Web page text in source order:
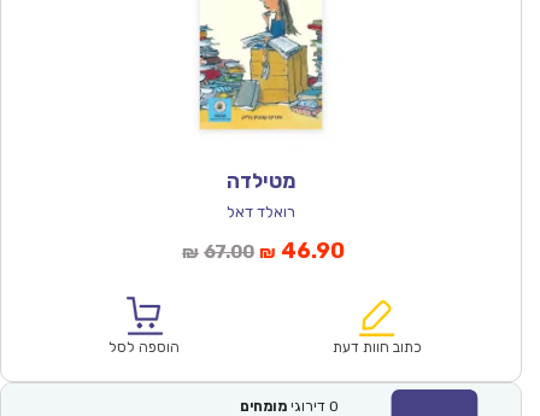
מטילדה
רואלד דאל
₪ 67.00המחיר
₪67.00.
₪ 46.90המחיר
הוא:
כתוב חוות דעת הוספה לסל
0 דירוגי מומחים